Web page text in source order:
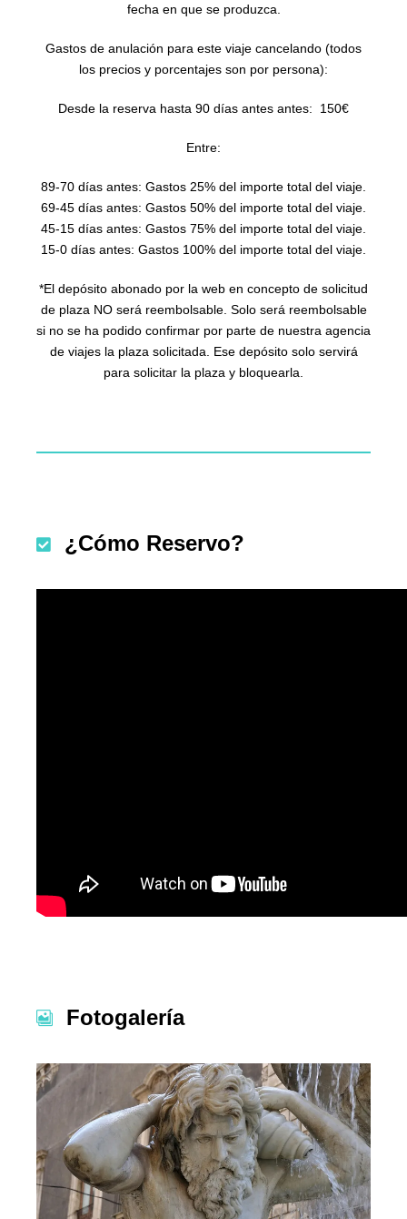
fecha en que se produzca.
Gastos de anulación para este viaje cancelando (todos
los precios y porcentajes son por persona):
Desde la reserva hasta 90 días antes antes: 150€
Entre:
89-70 días antes: Gastos 25% del importe total del viaje.
69-45 días antes: Gastos 50% del importe total del viaje.
45-15 días antes: Gastos 75% del importe total del viaje.
15-0 días antes: Gastos 100% del importe total del viaje.
*El depósito abonado por la web en concepto de solicitud
de plaza NO será reembolsable. Solo será reembolsable
si no se ha podido confirmar por parte de nuestra agencia
de viajes la plaza solicitada. Ese depósito solo servirá
para solicitar la plaza y bloquearla.
¿Cómo Reservo?
Fotogalería